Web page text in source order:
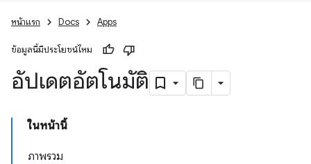
หน้าแรก Docs Apps
ข้อมูลนี้มีประโยชน์ไหม
อัปเดตอัตโนมัติ
ในหน้านี้
ภาพรวม